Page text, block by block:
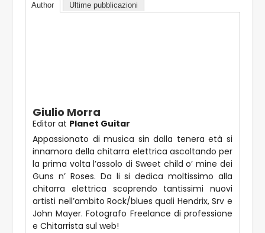
Author Ultime pubblicazioni
Giulio Morra
Editor at Planet Guitar
Appassionato di musica sin dalla tenera età si
innamora della chitarra elettrica ascoltando per
la prima volta l’assolo di Sweet child o’ mine dei
Guns n’ Roses. Da li si dedica moltissimo alla
chitarra elettrica scoprendo tantissimi nuovi
artisti nell’ambito Rock/blues quali Hendrix, Srv e
John Mayer. Fotografo Freelance di professione
e Chitarrista sul web!